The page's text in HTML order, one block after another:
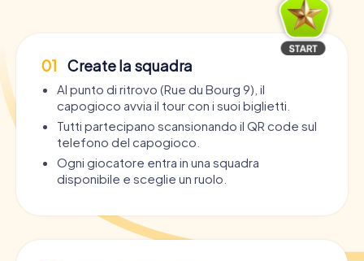
01 Create la squadra
Al punto di ritrovo (Rue du Bourg 9), il
capogioco avvia il tour con i suoi biglietti.
Tutti partecipano scansionando il QR code sul
telefono del capogioco.
Ogni giocatore entra in una squadra
disponibile e sceglie un ruolo.